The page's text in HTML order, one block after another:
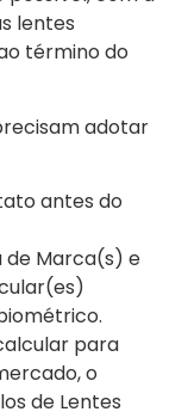
lentes
término do
adotar
antes do
de Marca(s) e
para
o
de Lentes